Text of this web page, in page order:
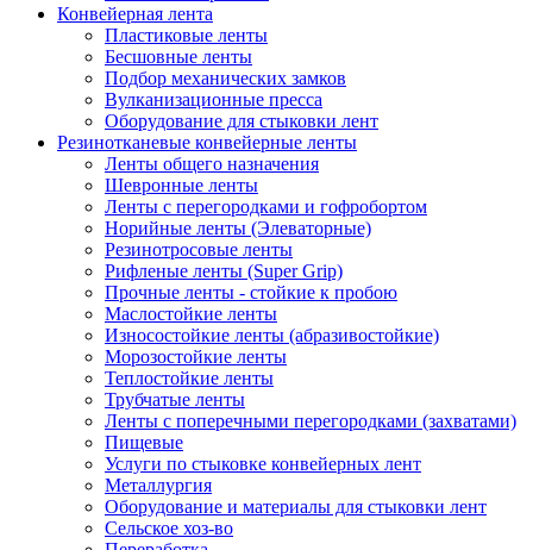
Конвейерная лента
Пластиковые ленты
Бесшовные ленты
Подбор механических замков
Вулканизационные пресса
Оборудование для стыковки лент
Резинотканевые конвейерные ленты
Ленты общего назначения
Шевронные ленты
Ленты с перегородками и гофробортом
Норийные ленты (Элеваторные)
Резинотросовые ленты
Рифленые ленты (Super Grip)
Прочные ленты - стойкие к пробою
Маслостойкие ленты
Износостойкие ленты (абразивостойкие)
Морозостойкие ленты
Теплостойкие ленты
Трубчатые ленты
Ленты с поперечными перегородками (захватами)
Пищевые
Услуги по стыковке конвейерных лент
Металлургия
Оборудование и материалы для стыковки лент
Сельское хоз-во